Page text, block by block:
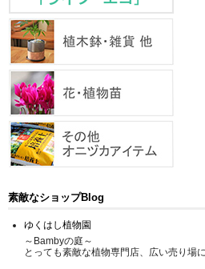
素敵なショップBlog
ゆくはし植物園
～Bambyの庭～
とっても素敵な植物専門店、広い売り場